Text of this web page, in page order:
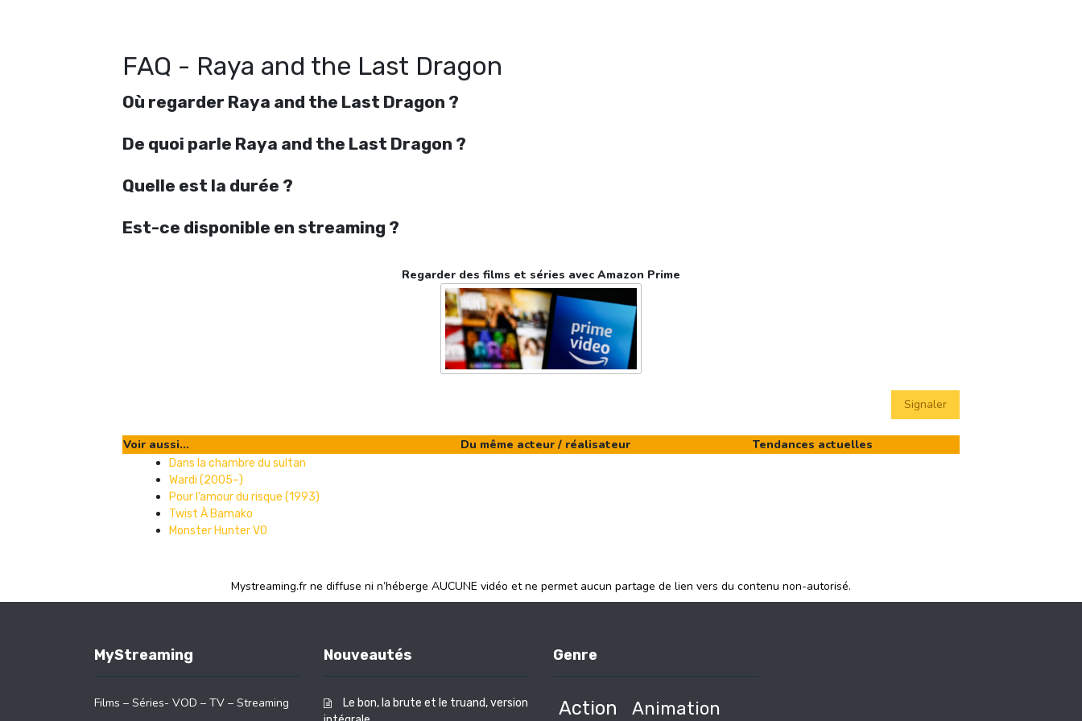
FAQ - Raya and the Last Dragon
Où regarder Raya and the Last Dragon ?
De quoi parle Raya and the Last Dragon ?
Quelle est la durée ?
Est-ce disponible en streaming ?
Regarder des films et séries avec Amazon Prime
Signaler
Voir aussi... Du même acteur / réalisateur Tendances actuelles
Dans la chambre du sultan
Wardi (2005–)
Pour l’amour du risque (1993)
Twist À Bamako
Monster Hunter VO
Mystreaming.fr ne diffuse ni n’héberge AUCUNE vidéo et ne permet aucun partage de lien vers du contenu non-autorisé.
MyStreaming
Films – Séries- VOD – TV – Streaming
Nouveautés
Le bon, la brute et le truand, version
Genre
Action Animation